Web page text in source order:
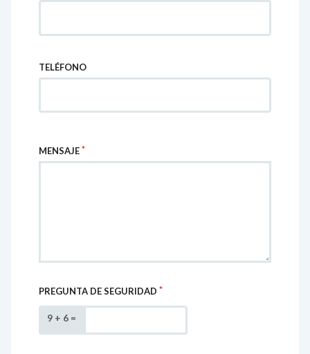
TELÉFONO
MENSAJE
PREGUNTA DE SEGURIDAD
9 + 6 =